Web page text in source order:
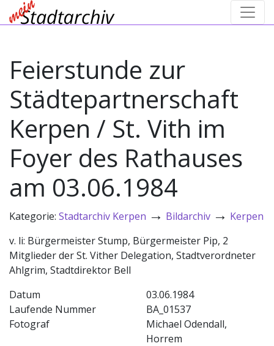
Feierstunde zur
Städtepartnerschaft
Kerpen / St. Vith im
Foyer des Rathauses
am 03.06.1984
Kategorie: Stadtarchiv Kerpen → Bildarchiv → Kerpen
v. li: Bürgermeister Stump, Bürgermeister Pip, 2
Mitglieder der St. Vither Delegation, Stadtverordneter
Ahlgrim, Stadtdirektor Bell
Datum
03.06.1984
Laufende Nummer
BA_01537
Fotograf
Michael Odendall,
Horrem